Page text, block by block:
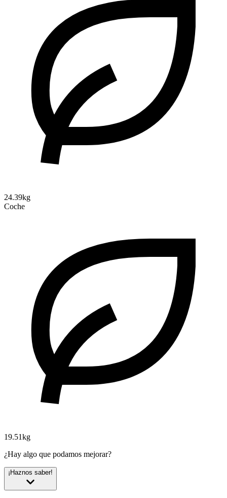
24.39kg
Coche
19.51kg
¿Hay algo que podamos mejorar?
¡Haznos saber!